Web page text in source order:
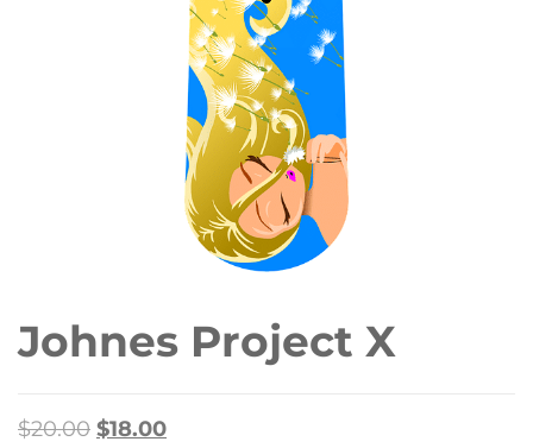
Johnes Project X
$20.00 $18.00